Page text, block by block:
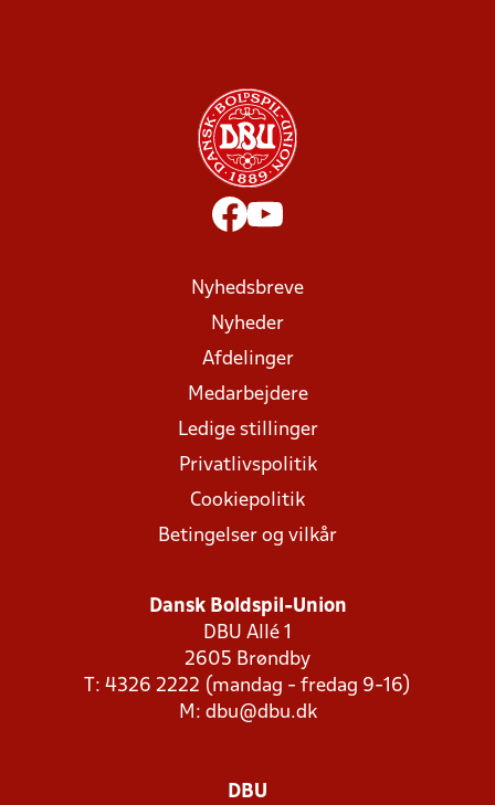
Nyhedsbreve
Nyheder
Afdelinger
Medarbejdere
Ledige stillinger
Privatlivspolitik
Cookiepolitik
Betingelser og vilkår
Dansk Boldspil-Union
DBU Allé 1
2605 Brøndby
T: 4326 2222 (mandag - fredag 9-16)
M: dbu@dbu.dk
DBU